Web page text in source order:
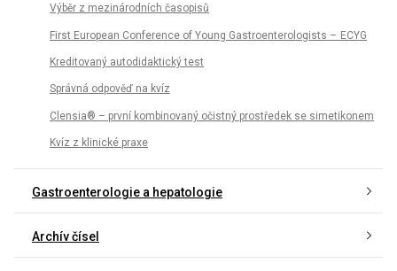
Výběr z mezinárodních časopisů
First European Conference of Young Gastroenterologists – ECYG
Kreditovaný autodidaktický test
Správná odpověď na kvíz
Clensia® – první kombinovaný očistný prostředek se simetikonem
Kvíz z klinické praxe
Gastroenterologie a hepatologie
Archív čísel